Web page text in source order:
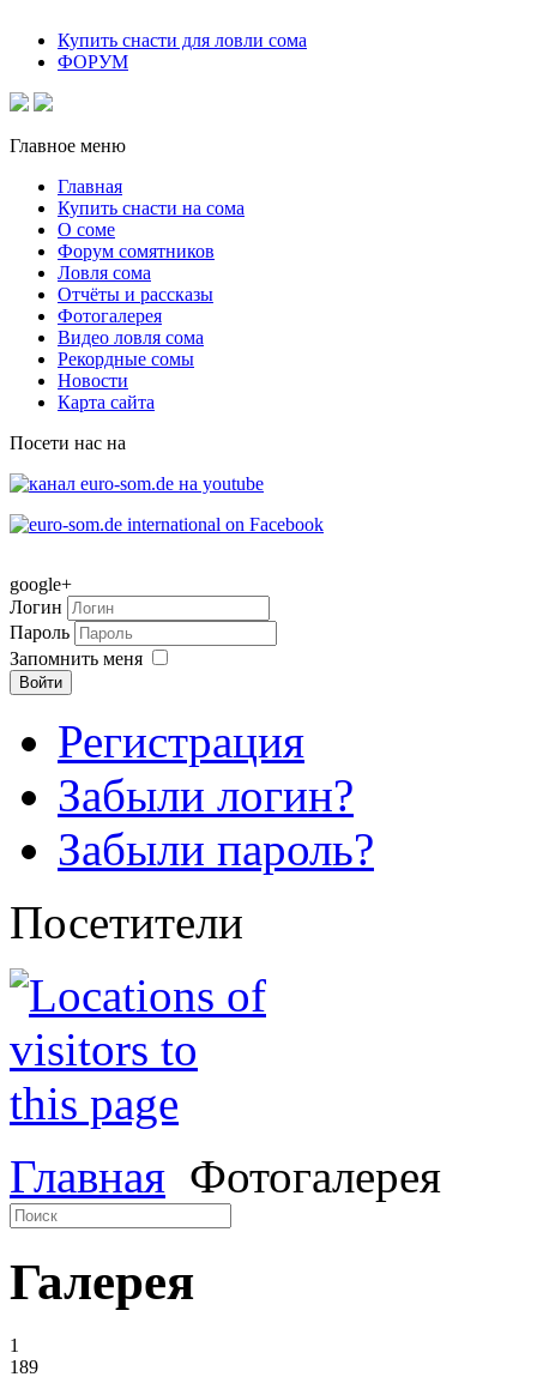
Купить снасти для ловли сома
ФОРУМ
Главное меню
Главная
Купить снасти на сома
О соме
Форум сомятников
Ловля сома
Отчёты и рассказы
Фотогалерея
Видео ловля сома
Рекордные сомы
Новости
Карта сайта
Посети нас на
google+
Логин
Пароль
Запомнить меня
Войти
Регистрация
Забыли логин?
Забыли пароль?
Посетители
Главная Фотогалерея
Галерея
1
189